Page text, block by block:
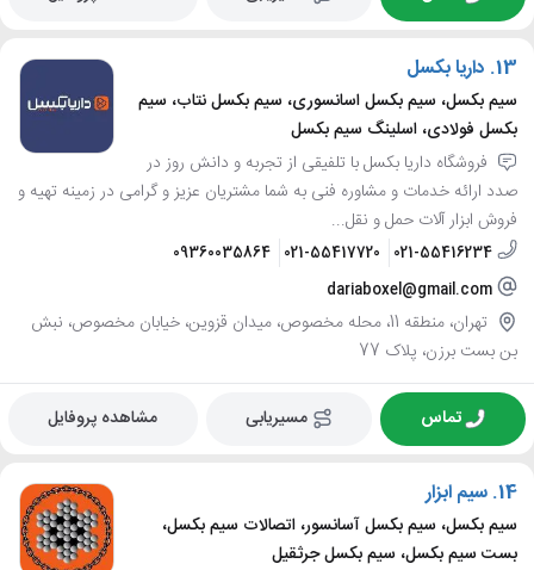
13. داریا بکسل
سیم بکسل، سیم بکسل اسانسوری، سیم بکسل نتاب، سیم
بکسل فولادی، اسلینگ سیم بکسل
فروشگاه داریا بکسل با تلفیقی از تجربه و دانش روز در
صدد ارائه خدمات و مشاوره فنی به شما مشتریان عزیز و گرامی در زمینه تهیه و
فروش ابزار آلات حمل و نقل...
021-55416234
021-55417720
09360035864
dariaboxel@gmail.com
تهران، منطقه 11، محله مخصوص، میدان قزوین، خیابان مخصوص، نبش
بن بست برزن، پلاک 77
تماس مسیریابی مشاهده پروفایل
14. سیم ابزار
سیم بکسل، سیم بکسل آسانسور، اتصالات سیم بکسل،
بست سیم بکسل، سیم بکسل جرثقیل